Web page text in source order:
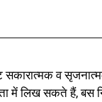
व
में लिख सकते हैं, बस